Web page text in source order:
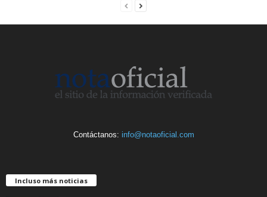
Contáctanos: info@notaoficial.com
Incluso más noticias